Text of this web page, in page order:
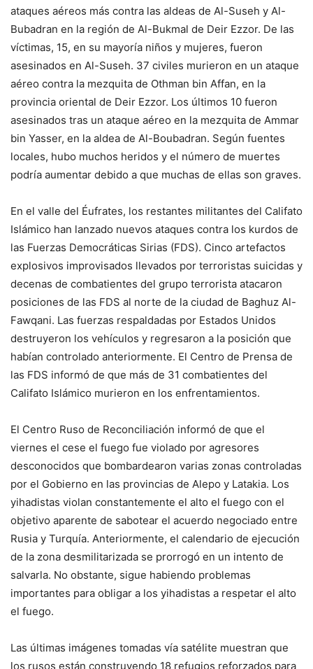
ataques aéreos más contra las aldeas de Al-Suseh y Al-
Bubadran en la región de Al-Bukmal de Deir Ezzor. De las
víctimas, 15, en su mayoría niños y mujeres, fueron
asesinados en Al-Suseh. 37 civiles murieron en un ataque
aéreo contra la mezquita de Othman bin Affan, en la
provincia oriental de Deir Ezzor. Los últimos 10 fueron
asesinados tras un ataque aéreo en la mezquita de Ammar
bin Yasser, en la aldea de Al-Boubadran. Según fuentes
locales, hubo muchos heridos y el número de muertes
podría aumentar debido a que muchas de ellas son graves.
En el valle del Éufrates, los restantes militantes del Califato
Islámico han lanzado nuevos ataques contra los kurdos de
las Fuerzas Democráticas Sirias (FDS). Cinco artefactos
explosivos improvisados llevados por terroristas suicidas y
decenas de combatientes del grupo terrorista atacaron
posiciones de las FDS al norte de la ciudad de Baghuz Al-
Fawqani. Las fuerzas respaldadas por Estados Unidos
destruyeron los vehículos y regresaron a la posición que
habían controlado anteriormente. El Centro de Prensa de
las FDS informó de que más de 31 combatientes del
Califato Islámico murieron en los enfrentamientos.
El Centro Ruso de Reconciliación informó de que el
viernes el cese el fuego fue violado por agresores
desconocidos que bombardearon varias zonas controladas
por el Gobierno en las provincias de Alepo y Latakia. Los
yihadistas violan constantemente el alto el fuego con el
objetivo aparente de sabotear el acuerdo negociado entre
Rusia y Turquía. Anteriormente, el calendario de ejecución
de la zona desmilitarizada se prorrogó en un intento de
salvarla. No obstante, sigue habiendo problemas
importantes para obligar a los yihadistas a respetar el alto
el fuego.
Las últimas imágenes tomadas vía satélite muestran que
los rusos están construyendo 18 refugios reforzados para